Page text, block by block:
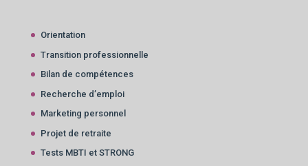
Orientation
Transition professionnelle
Bilan de compétences
Recherche d’emploi
Marketing personnel
Projet de retraite
Tests MBTI et STRONG